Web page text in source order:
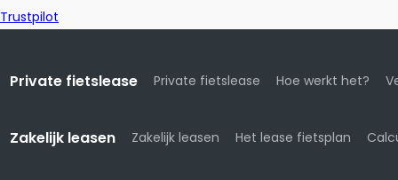
Trustpilot
Private fietslease Private fietslease Hoe werkt het?
Zakelijk leasen Zakelijk leasen Het lease fietsplan